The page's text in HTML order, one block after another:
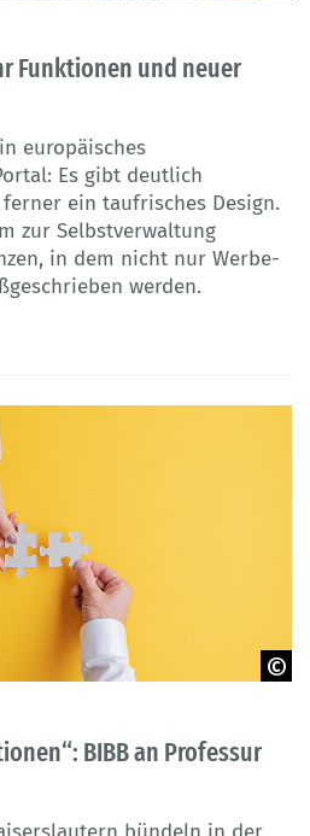
- Fotolia
Funktionen und neuer
europäisches
Es gibt deutlich
ein taufrisches Design.
zur Selbstverwaltung
in dem nicht nur Werbe-
werden.
BIBB an Professur